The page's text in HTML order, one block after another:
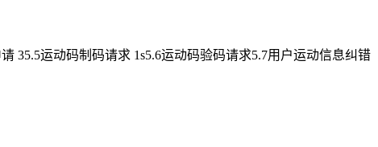
35.5运动码制码请求 1s5.6运动码验码请求5.7用户运动信息纠错